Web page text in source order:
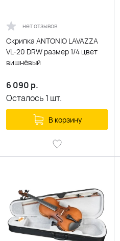
нет отзывов
Скрипка ANTONIO LAVAZZA
VL-20 DRW размер 1/4 цвет
вишнёвый
6 090 р.
Осталось 1 шт.
В корзину